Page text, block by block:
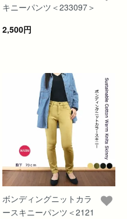
キニーパンツ＜233097＞
2,500円
ボンディングニットカラ
ースキニーパンツ＜2121